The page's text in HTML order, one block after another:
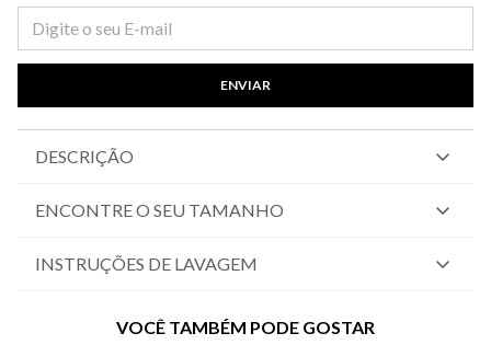
ENVIAR
DESCRIÇÃO
ENCONTRE O SEU TAMANHO
INSTRUÇÕES DE LAVAGEM
VOCÊ TAMBÉM PODE GOSTAR